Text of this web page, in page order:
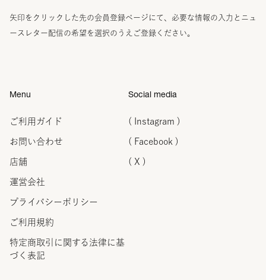
矢印をクリックした先の会員登録ページにて、必要な情報の入力とニュ
ースレター配信の希望を選択のうえご登録ください。
Menu
ご利用ガイド
お問い合わせ
店舗
運営会社
プライバシーポリシー
ご利用規約
特定商取引に関する法律に 基
づく表記
Social media
( Instagram )
( Facebook )
( X )